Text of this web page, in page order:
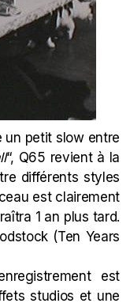
un petit slow entre
“, Q65 revient à la
différents styles
est clairement
1 an plus tard.
(Ten Years
est
studios et une